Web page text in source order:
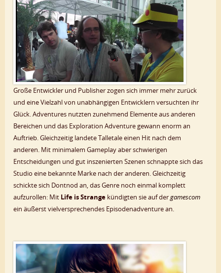
Große Entwickler und Publisher zogen sich immer mehr zurück
und eine Vielzahl von unabhängigen Entwicklern versuchten ihr
Glück. Adventures nutzten zunehmend Elemente aus anderen
Bereichen und das Exploration Adventure gewann enorm an
Auftrieb. Gleichzeitig landete Talletale einen Hit nach dem
anderen. Mit minimalem Gameplay aber schwierigen
Entscheidungen und gut inszenierten Szenen schnappte sich das
Studio eine bekannte Marke nach der anderen. Gleichzeitig
schickte sich Dontnod an, das Genre noch einmal komplett
aufzurollen: Mit Life is Strange kündigten sie auf dergamescom
ein äußerst vielversprechendes Episodenadventure an.